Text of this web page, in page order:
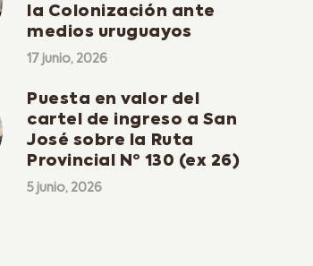
la Colonización ante
medios uruguayos
17 junio, 2026
Puesta en valor del
cartel de ingreso a San
José sobre la Ruta
Provincial Nº 130 (ex 26)
5 junio, 2026